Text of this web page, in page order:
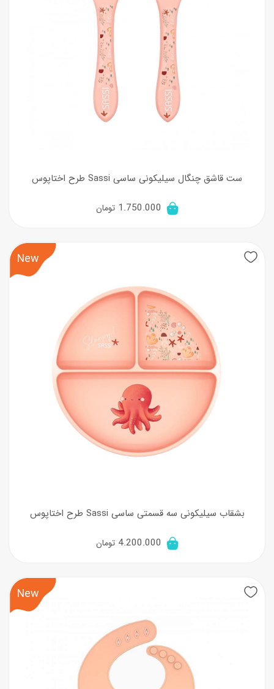
ست قاشق چنگال سیلیکونی ساسی Sassi طرح اختاپوس
1.750.000 تومان
New
بشقاب سیلیکونی سه قسمتی ساسی Sassi طرح اختاپوس
4.200.000 تومان
New